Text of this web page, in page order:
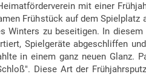
mit einer
Frühstück auf dem Spielplatz
zu beseitigen. In diesem
Spielgeräte abgeschliffen
in einem ganz neuen Glanz.
Diese Art der